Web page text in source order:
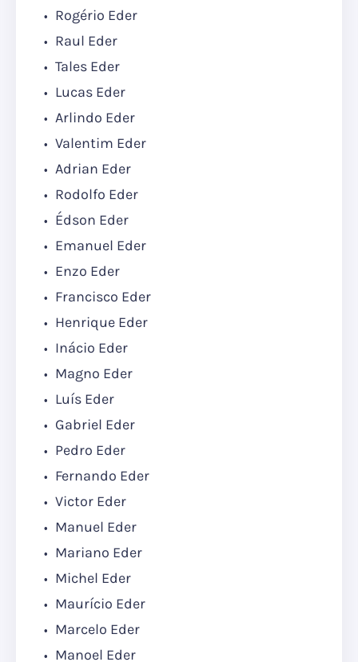
Rogério Eder
Raul Eder
Tales Eder
Lucas Eder
Arlindo Eder
Valentim Eder
Adrian Eder
Rodolfo Eder
Édson Eder
Emanuel Eder
Enzo Eder
Francisco Eder
Henrique Eder
Inácio Eder
Magno Eder
Luís Eder
Gabriel Eder
Pedro Eder
Fernando Eder
Victor Eder
Manuel Eder
Mariano Eder
Michel Eder
Maurício Eder
Marcelo Eder
Manoel Eder